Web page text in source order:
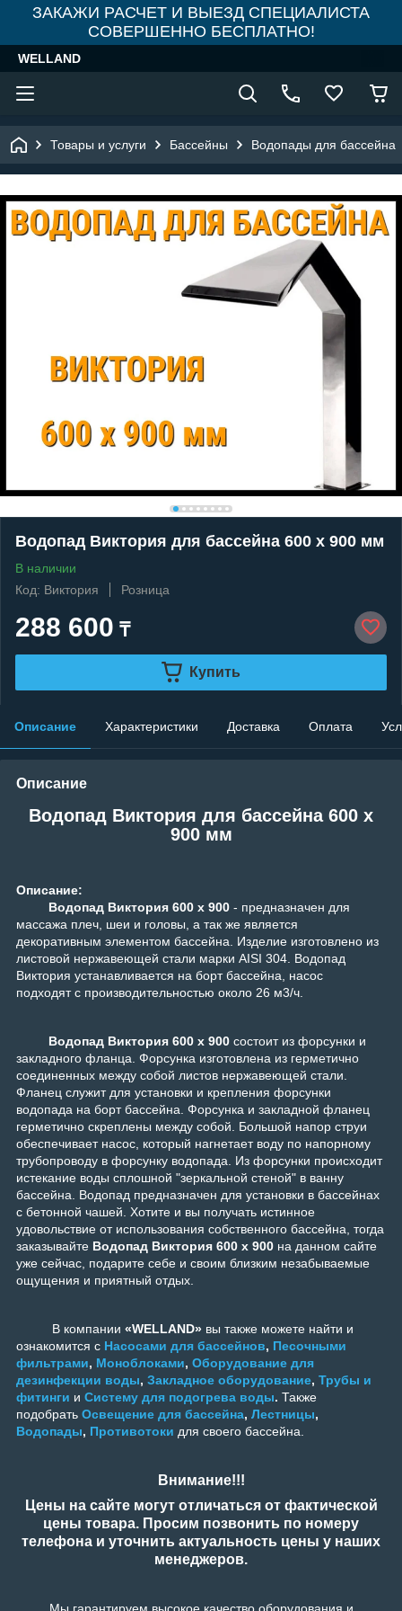
ЗАКАЖИ РАСЧЕТ И ВЫЕЗД СПЕЦИАЛИСТА
СОВЕРШЕННО БЕСПЛАТНО!
WELLAND
Товары и услуги Бассейны Водопады для бассейна
Водопад Виктория для бассейна 600 x 900 мм
В наличии
Код: Виктория
Розница
288 600 ₸
Купить
Описание Характеристики Доставка Оплата
Описание
Водопад Виктория для бассейна 600 x
900 мм
Описание:
Водопад Виктория 600 x 900 - предназначен для
массажа плеч, шеи и головы, а так же является
декоративным элементом бассейна. Изделие изготовлено из
листовой нержавеющей стали марки AISI 304. Водопад
Виктория устанавливается на борт бассейна, насос
подходят с производительностью около 26 м3/ч.
Водопад Виктория 600 x 900 состоит из форсунки и
закладного фланца. Форсунка изготовлена из герметично
соединенных между собой листов нержавеющей стали.
Фланец служит для установки и крепления форсунки
водопада на борт бассейна. Форсунка и закладной фланец
герметично скреплены между собой. Большой напор струи
обеспечивает насос, который нагнетает воду по напорному
трубопроводу в форсунку водопада. Из форсунки происходит
истекание воды сплошной "зеркальной стеной" в ванну
бассейна. Водопад предназначен для установки в бассейнах
с бетонной чашей. Хотите и вы получать истинное
удовольствие от использования собственного бассейна, тогда
заказывайте Водопад Виктория 600 x 900 на данном сайте
уже сейчас, подарите себе и своим близким незабываемые
ощущения и приятный отдых.
В компании «WELLAND» вы также можете найти и
ознакомится с Насосами для бассейнов, Песочными
фильтрами, Моноблоками, Оборудование для
дезинфекции воды, Закладное оборудование, Трубы и
фитинги и Систему для подогрева воды. Также
подобрать Освещение для бассейна, Лестницы,
Водопады, Противотоки для своего бассейна.
Внимание!!!
Цены на сайте могут отличаться от фактической
цены товара. Просим позвонить по номеру
телефона и уточнить актуальность цены у наших
менеджеров.